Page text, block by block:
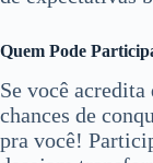
Quem Pode
Se você
chances de
pra você!